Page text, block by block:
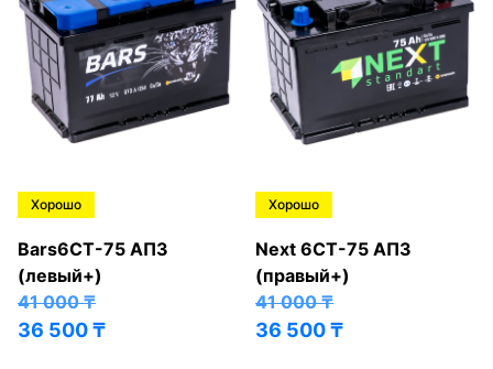
Хорошо
Bars6СТ-75 АПЗ
(левый+)
41 000₸
36 500₸
Хорошо
Next 6СТ-75 АПЗ
(правый+)
41 000₸
36 500₸